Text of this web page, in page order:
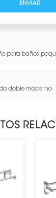
ENVIAR
para baños
doble moderno